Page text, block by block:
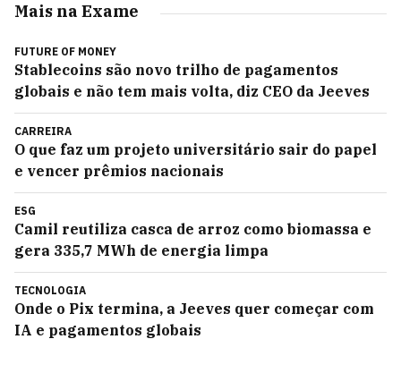
Mais na Exame
FUTURE OF MONEY
Stablecoins são novo trilho de pagamentos
globais e não tem mais volta, diz CEO da Jeeves
CARREIRA
O que faz um projeto universitário sair do papel
e vencer prêmios nacionais
ESG
Camil reutiliza casca de arroz como biomassa e
gera 335,7 MWh de energia limpa
TECNOLOGIA
Onde o Pix termina, a Jeeves quer começar com
IA e pagamentos globais